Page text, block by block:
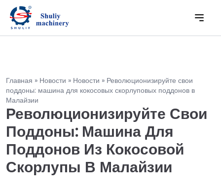
Главная » Новости » Новости » Революционизируйте свои
поддоны: машина для кокосовых скорлуповых поддонов в
Малайзии
Революционизируйте Свои
Поддоны: Машина Для
Поддонов Из Кокосовой
Скорлупы В Малайзии